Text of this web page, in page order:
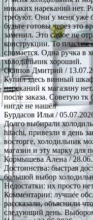
никаких нареканий нет.
требуют. Они у меня уже
будьте готовы через это
заменил. Это самое не
конструкции. То пластик
сломается. Одна ручка в
холодильник хороший.
Осипов Дмитрий /
Купил здесь винный
нареканий к магазину
после заказа. Советую
нигде не нашёл
Бурдасов Илья /
Долго выбирали
hitachi, привезли в день
восторге, холодильник
магазин и эту марку для
Кормышева Алена/
Достоинства: быстрая
большой выбор
Недостатки: их просто
Комментарии: лучшее
рассказали, объяснили
следующий день.